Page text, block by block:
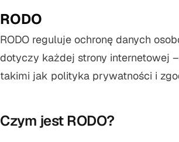
RODO
RODO reguluje ochronę danych
dotyczy każdej strony internetowej
takimi jak polityka prywatności i
Czym jest RODO?